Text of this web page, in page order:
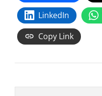
LinkedIn
Copy Link